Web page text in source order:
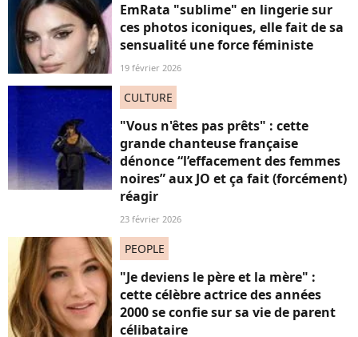
EmRata "sublime" en lingerie sur
ces photos iconiques, elle fait de sa
sensualité une force féministe
19 février 2026
CULTURE
"Vous n'êtes pas prêts" : cette
grande chanteuse française
dénonce “l’effacement des femmes
noires” aux JO et ça fait (forcément)
réagir
23 février 2026
PEOPLE
"Je deviens le père et la mère" :
cette célèbre actrice des années
2000 se confie sur sa vie de parent
célibataire